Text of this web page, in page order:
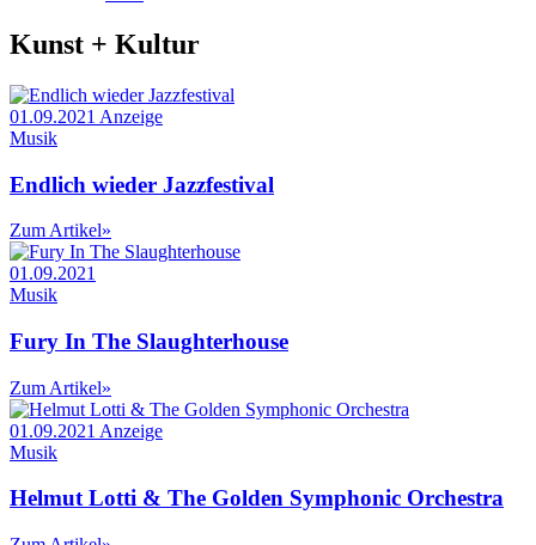
Kunst + Kultur
01.09.2021 Anzeige
Musik
Endlich wieder Jazzfestival
Zum Artikel»
01.09.2021
Musik
Fury In The Slaughterhouse
Zum Artikel»
01.09.2021 Anzeige
Musik
Helmut Lotti & The Golden Symphonic Orchestra